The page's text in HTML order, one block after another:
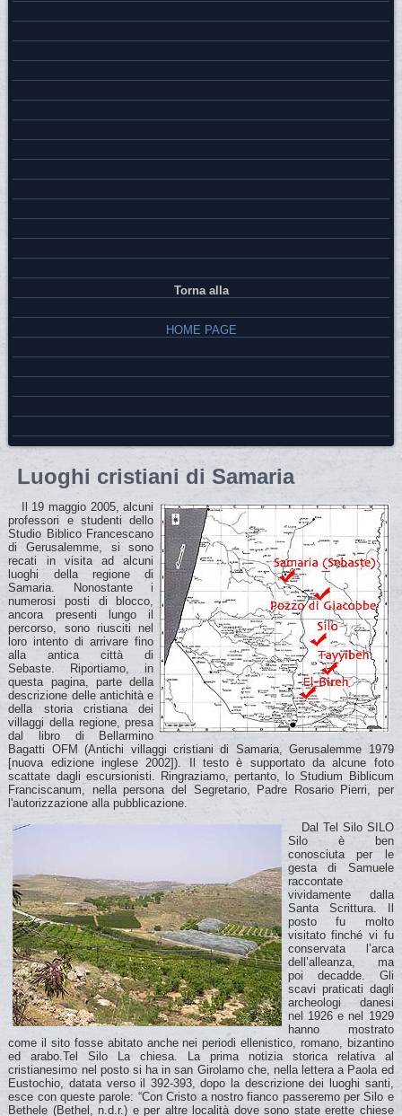
Torna alla
HOME PAGE
Luoghi cristiani di Samaria
Il 19 maggio 2005, alcuni
professori e studenti dello
Studio Biblico Francescano
di Gerusalemme, si sono
recati in visita ad alcuni
luoghi della regione di
Samaria. Nonostante i
numerosi posti di blocco,
ancora presenti lungo il
percorso, sono riusciti nel
loro intento di arrivare fino
alla antica città di
Sebaste. Riportiamo, in
questa pagina, parte della
descrizione delle antichità e
della storia cristiana dei
villaggi della regione, presa
dal libro di Bellarmino
Bagatti OFM (Antichi villaggi cristiani di Samaria, Gerusalemme 1979
[nuova edizione inglese 2002]). Il testo è supportato da alcune foto
scattate dagli escursionisti. Ringraziamo, pertanto, lo Studium Biblicum
Franciscanum, nella persona del Segretario, Padre Rosario Pierri, per
l'autorizzazione alla pubblicazione.
Dal Tel Silo SILO
Silo è ben
conosciuta per le
gesta di Samuele
raccontate
vividamente dalla
Santa Scrittura. Il
posto fu molto
visitato finché vi fu
conservata l’arca
dell’alleanza, ma
poi decadde. Gli
scavi praticati dagli
archeologi danesi
nel 1926 e nel 1929
hanno mostrato
come il sito fosse abitato anche nei periodi ellenistico, romano, bizantino
ed arabo.Tel Silo La chiesa. La prima notizia storica relativa al
cristianesimo nel posto si ha in san Girolamo che, nella lettera a Paola ed
Eustochio, datata verso il 392-393, dopo la descrizione dei luoghi santi,
esce con queste parole: “Con Cristo a nostro fianco passeremo per Silo e
Bethele (Bethel, n.d.r.) e per altre località dove sono state erette chiese